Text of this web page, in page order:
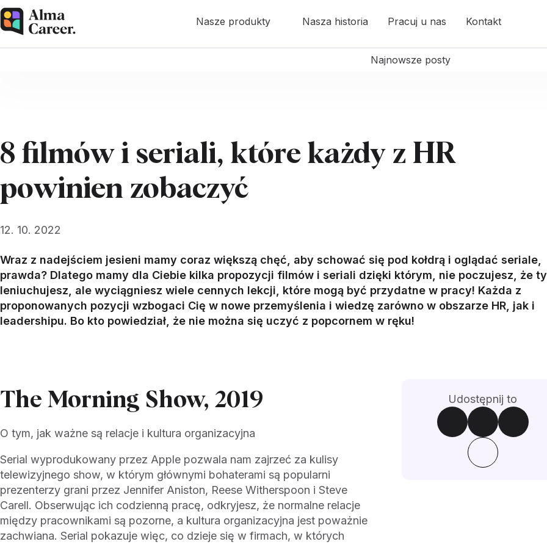
Nasze produkty Nasza historia Pracuj u nas Kontakt
Najnowsze posty
8 filmów i seriali, które każdy z HR
powinien zobaczyć
12. 10. 2022
Wraz z nadejściem jesieni mamy coraz większą chęć, aby schować się pod kołdrą i oglądać seriale,
prawda? Dlatego mamy dla Ciebie kilka propozycji filmów i seriali dzięki którym, nie poczujesz, że
leniuchujesz, ale wyciągniesz wiele cennych lekcji, które mogą być przydatne w pracy! Każda z
proponowanych pozycji wzbogaci Cię w nowe przemyślenia i wiedzę zarówno w obszarze HR, jak i
leadershipu. Bo kto powiedział, że nie można się uczyć z popcornem w ręku!
The Morning Show, 2019
O tym, jak ważne są relacje i kultura organizacyjna
Serial wyprodukowany przez Apple pozwala nam zajrzeć za kulisy
telewizyjnego show, w którym głównymi bohaterami są popularni
prezenterzy grani przez Jennifer Aniston, Reese Witherspoon i Steve
Carell. Obserwując ich codzienną pracę, odkryjesz, że normalne relacje
między pracownikami są pozorne, a kultura organizacyjna jest poważnie
zachwiana. Serial pokazuje więc, co dzieje się w firmach, w których
Udostępnij to